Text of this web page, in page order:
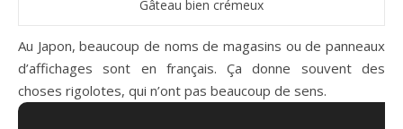
Gâteau bien crémeux
Au Japon, beaucoup de noms de magasins ou de panneaux
d’affichages sont en français. Ça donne souvent des
choses rigolotes, qui n’ont pas beaucoup de sens.